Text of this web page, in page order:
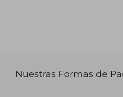
Nuestras Formas de